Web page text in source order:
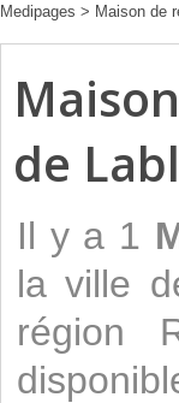
Medipages > Maison de
de
Il y a 1
la ville
région